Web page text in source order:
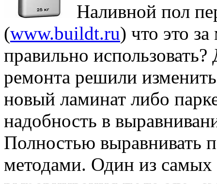
Наливной пол
(www.buildt.ru) что это
правильно
ремонта решили
новый ламинат либо
надобность в
Полностью выравнивать
методами. Один из самых